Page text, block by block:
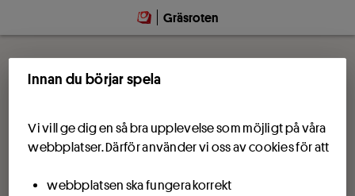
Gräsroten
Innan du börjar spela
Vi vill ge dig en så bra upplevelse som möjligt på våra
webbplatser. Därför använder vi oss av cookies för att
webbplatsen ska fungera korrekt